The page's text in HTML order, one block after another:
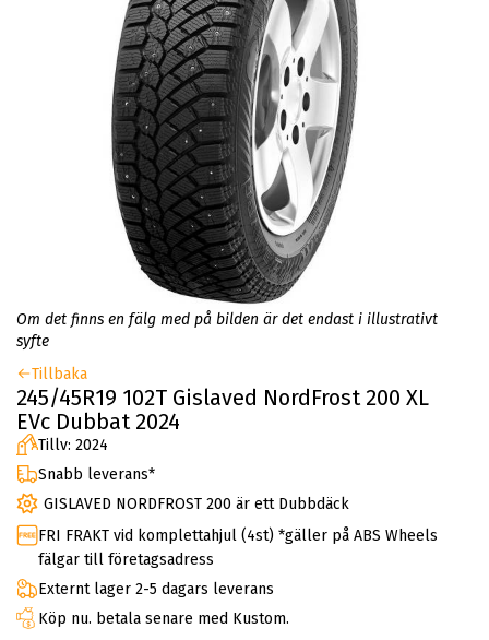
Om det finns en fälg med på bilden är det endast i illustrativt
syfte
Tillbaka
245/45R19 102T Gislaved NordFrost 200 XL
EVc Dubbat 2024
Tillv: 2024
Snabb leverans*
GISLAVED NORDFROST 200 är ett Dubbdäck
FRI FRAKT vid komplettahjul (4st) *gäller på ABS Wheels
fälgar till företagsadress
Externt lager 2-5 dagars leverans
Köp nu. betala senare med Kustom.